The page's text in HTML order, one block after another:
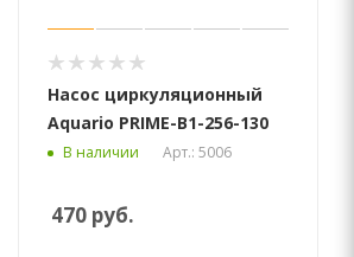
Насос циркуляционный
Aquario PRIME-B1-256-130
В наличии Арт.: 5006
470 руб.